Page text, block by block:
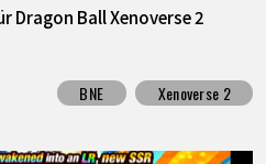
Dragon Ball Xenoverse 2
BNE Xenoverse 2